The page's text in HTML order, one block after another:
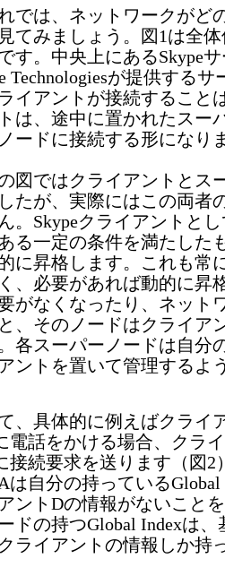
では、ネットワークがど
てみましょう。図1は全
す。中央上にあるSkype
Technologiesが提供する
イアントが接続すること
は、途中に置かれたスー
ードに接続する形になり
図ではクライアントとス
たが、実際にはこの両者
。Skypeクライアントと
る一定の条件を満たした
に昇格します。これも常
、必要があれば動的に昇
がなくなったり、ネット
、そのノードはクライア
各スーパーノードは自分
ントを置いて管理するよ
、具体的に例えばクライ
電話をかける場合、クラ
接続要求を送ります（図
は自分の持っている
ントDの情報がないこと
ドの持つGlobal Indexは
ライアントの情報しか持